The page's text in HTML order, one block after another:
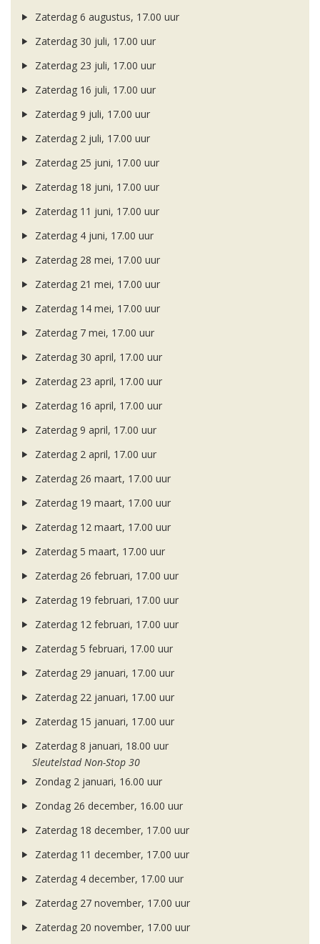
Zaterdag 6 augustus, 17.00 uur
Zaterdag 30 juli, 17.00 uur
Zaterdag 23 juli, 17.00 uur
Zaterdag 16 juli, 17.00 uur
Zaterdag 9 juli, 17.00 uur
Zaterdag 2 juli, 17.00 uur
Zaterdag 25 juni, 17.00 uur
Zaterdag 18 juni, 17.00 uur
Zaterdag 11 juni, 17.00 uur
Zaterdag 4 juni, 17.00 uur
Zaterdag 28 mei, 17.00 uur
Zaterdag 21 mei, 17.00 uur
Zaterdag 14 mei, 17.00 uur
Zaterdag 7 mei, 17.00 uur
Zaterdag 30 april, 17.00 uur
Zaterdag 23 april, 17.00 uur
Zaterdag 16 april, 17.00 uur
Zaterdag 9 april, 17.00 uur
Zaterdag 2 april, 17.00 uur
Zaterdag 26 maart, 17.00 uur
Zaterdag 19 maart, 17.00 uur
Zaterdag 12 maart, 17.00 uur
Zaterdag 5 maart, 17.00 uur
Zaterdag 26 februari, 17.00 uur
Zaterdag 19 februari, 17.00 uur
Zaterdag 12 februari, 17.00 uur
Zaterdag 5 februari, 17.00 uur
Zaterdag 29 januari, 17.00 uur
Zaterdag 22 januari, 17.00 uur
Zaterdag 15 januari, 17.00 uur
Zaterdag 8 januari, 18.00 uur
Sleutelstad Non-Stop 30
Zondag 2 januari, 16.00 uur
Zondag 26 december, 16.00 uur
Zaterdag 18 december, 17.00 uur
Zaterdag 11 december, 17.00 uur
Zaterdag 4 december, 17.00 uur
Zaterdag 27 november, 17.00 uur
Zaterdag 20 november, 17.00 uur